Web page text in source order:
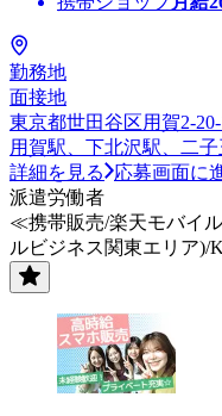
勤務地
面接地
東京都世田谷区用賀2-20-
用賀駅、下北沢駅、二
詳細を見る
応募画面に
派遣労働者
≪携帯販売/楽天モバイ
ルビジネス関東エリア)/